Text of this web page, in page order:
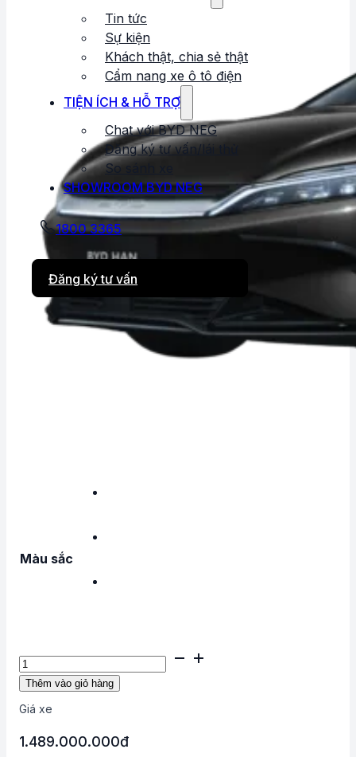
Tin tức
Sự kiện
Khách thật, chia sẻ thật
Cẩm nang xe ô tô điện
TIỆN ÍCH & HỖ TRỢ
Chat với BYD NEG
Đăng ký tư vấn/lái thử
So sánh xe
SHOWROOM BYD NEG
1800 3365
Đăng ký tư vấn
Màu sắc
BYD
Han
số
lượng
Thêm vào giỏ hàng
Giá xe
1.489.000.000đ